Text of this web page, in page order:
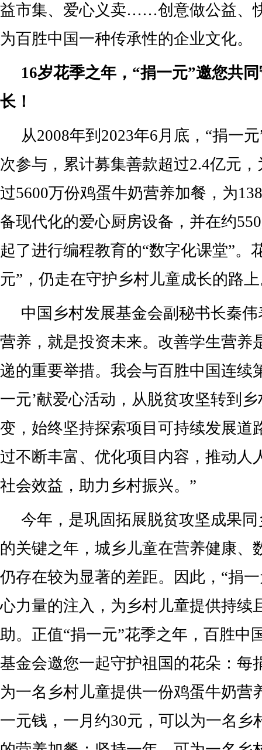
益市集、爱心义卖……创意做公益、
为百胜中国一种传承性的企业文化。
16岁花季之年，“捐一元”邀您共
长！
从2008年到2023年6月底，“捐一
次参与，累计募集善款超过2.4亿元
过5600万份鸡蛋牛奶营养加餐，为
备现代化的爱心厨房设备，并在约
起了进行编程教育的“数字化课堂”。
元”，仍走在守护乡村儿童成长的路
中国乡村发展基金会副秘书长秦
营养，就是投资未来。改善学生营养
递的重要举措。我会与百胜中国连续
一元’献爱心活动，从脱贫攻坚转到
变，始终坚持探索项目可持续发展道
过不断丰富、优化项目内容，推动人
社会效益，助力乡村振兴。”
今年，是巩固拓展脱贫攻坚成果
的关键之年，城乡儿童在营养健康、
仍存在较为显著的差距。因此，“捐
心力量的注入，为乡村儿童提供持续
助。正值“捐一元”花季之年，百胜中
基金会邀您一起守护祖国的花朵：每
为一名乡村儿童提供一份鸡蛋牛奶营
一元钱，一月约30元，可以为一名乡